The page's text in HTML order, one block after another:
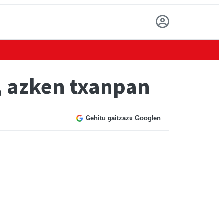
txanpan
Gehitu gaitzazu Googlen